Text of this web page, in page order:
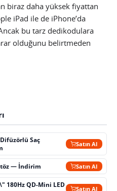
biraz daha yüksek fiyattan
iPad ile de iPhone’da
bu tarz dedikodulara
olduğunu belirtmeden
Saç
Satın Al
— İndirim Satın Al
180Hz QD-Mini LED
Satın Al